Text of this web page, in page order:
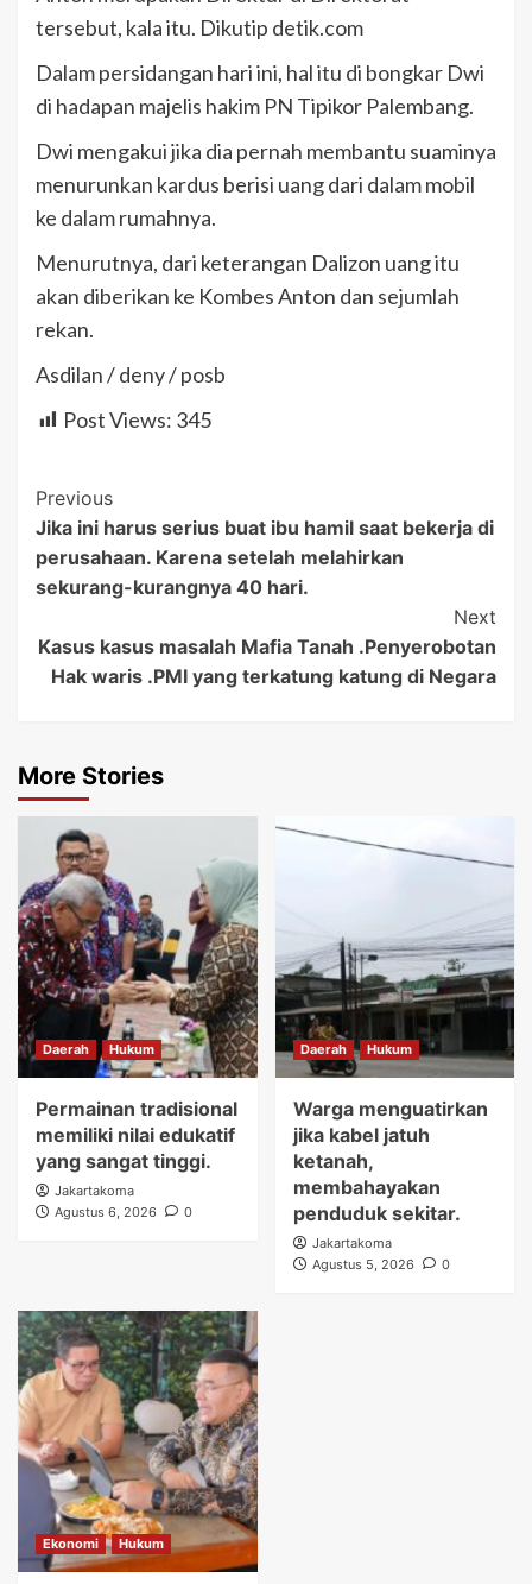
tersebut, kala itu. Dikutip detik.com
Dalam persidangan hari ini, hal itu di bongkar Dwi
di hadapan majelis hakim PN Tipikor Palembang.
Dwi mengakui jika dia pernah membantu suaminya
menurunkan kardus berisi uang dari dalam mobil
ke dalam rumahnya.
Menurutnya, dari keterangan Dalizon uang itu
akan diberikan ke Kombes Anton dan sejumlah
rekan.
Asdilan / deny / posb
Post Views: 345
Post
Navigation
Previous
Jika ini harus serius buat ibu hamil saat bekerja di
perusahaan. Karena setelah melahirkan
sekurang-kurangnya 40 hari.
Next
Kasus kasus masalah Mafia Tanah .Penyerobotan
Hak waris .PMI yang terkatung katung di Negara
More Stories
Daerah Hukum
Permainan tradisional
memiliki nilai edukatif
yang sangat tinggi.
Jakartakoma
Agustus 6, 2026
0
Daerah Hukum
Warga menguatirkan
jika kabel jatuh
ketanah,
membahayakan
penduduk sekitar.
Jakartakoma
Agustus 5, 2026
0
Ekonomi Hukum